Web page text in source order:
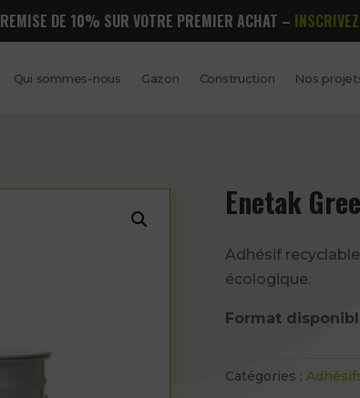
REMISE DE 10% SUR VOTRE PREMIER ACHAT –
Qui sommes-nous Gazon Construction Nos
Enetak
Adhésif
écologique.
Format
Catégories :